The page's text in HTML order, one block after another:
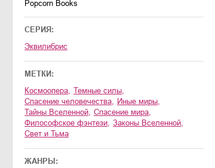
Popcorn Books
СЕРИЯ:
Эквилибрис
МЕТКИ:
космоопера
темные силы
спасение человечества
иные миры
тайны Вселенной
спасение мира
философское фэнтези
законы Вселенной
Свет и Тьма
ЖАНРЫ: